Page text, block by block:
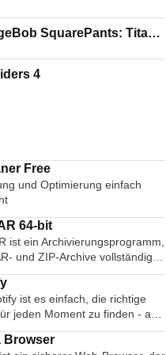
SquarePants: Titans
4
Free
und Optimierung einfach
64-bit
ist ein Archivierungsprogramm,
und ZIP-Archive vollständig
und in der Lage ist, CAB-,
, TAR-, GZ-, ACE-, UUE-,
, ISO-, 7Z- und Z-Archive zu
Sie erstellt durchweg
Archive als die Konkurrenz und
Speicherplatz und
ist es einfach, die richtige
jeden Moment zu finden - auf
Ihrem Computer, Ihrem
mehr. Es gibt Millionen von
Browser